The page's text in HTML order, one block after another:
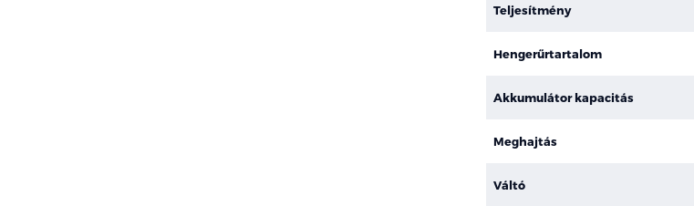
Teljesítmény
Hengerűrtartalom
Akkumulátor kapacitás
Meghajtás
Váltó